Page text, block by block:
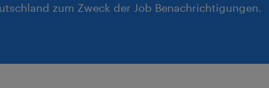
zum Zweck der Job Benachrichtigungen.